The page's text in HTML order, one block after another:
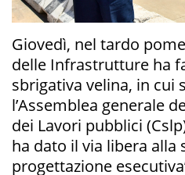
Giovedì, nel tardo
delle Infrastrutture ha
sbrigativa velina, in cui
l’Assemblea generale
dei Lavori pubblici
ha dato il via libera alla
progettazione